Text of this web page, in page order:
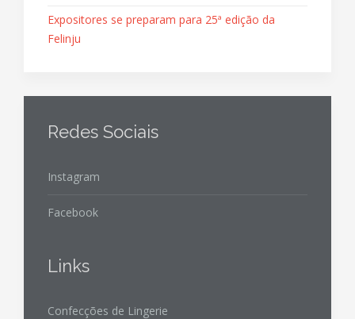
Expositores se preparam para 25ª edição da
Felinju
Redes Sociais
Instagram
Facebook
Links
Confecções de Lingerie